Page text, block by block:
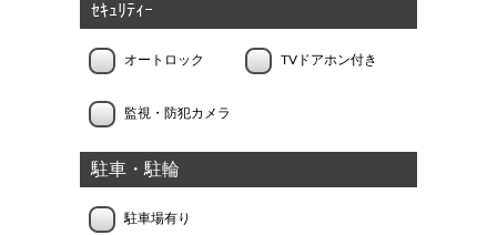
ｾｷｭﾘﾃｨｰ
オートロック TVドアホン付き
監視・防犯カメラ
駐車・駐輪
駐車場有り